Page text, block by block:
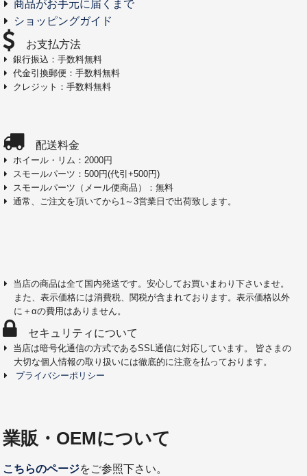
商品がお手元に届くまで
ショッピングガイド
お支払方法
銀行振込：手数料無料
代金引換郵便：手数料無料
クレジット：手数料無料
配送料金
ホイール・リム：2000円
スモールパーツ：500円(代引+500円)
スモールパーツ（メール便商品）：無料
通常、ご注文を頂いてから1～3営業日で出荷致します。
当店の商品は全て国内発送です。安心してお買いまわり下さいませ。
また、表示価格には消費税、関税が含まれております。表示価格以外
に＋αの費用はありません。
セキュリティについて
当店は暗号化通信の方式であるSSL通信に対応しています。 皆さまの
大切な個人情報の取り扱いには徹底的に注意を払っております。
プライバシーポリシー
業販・OEMについて
こちらのページをご参照下さい。